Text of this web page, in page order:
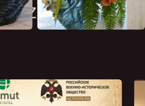
Azimut Art